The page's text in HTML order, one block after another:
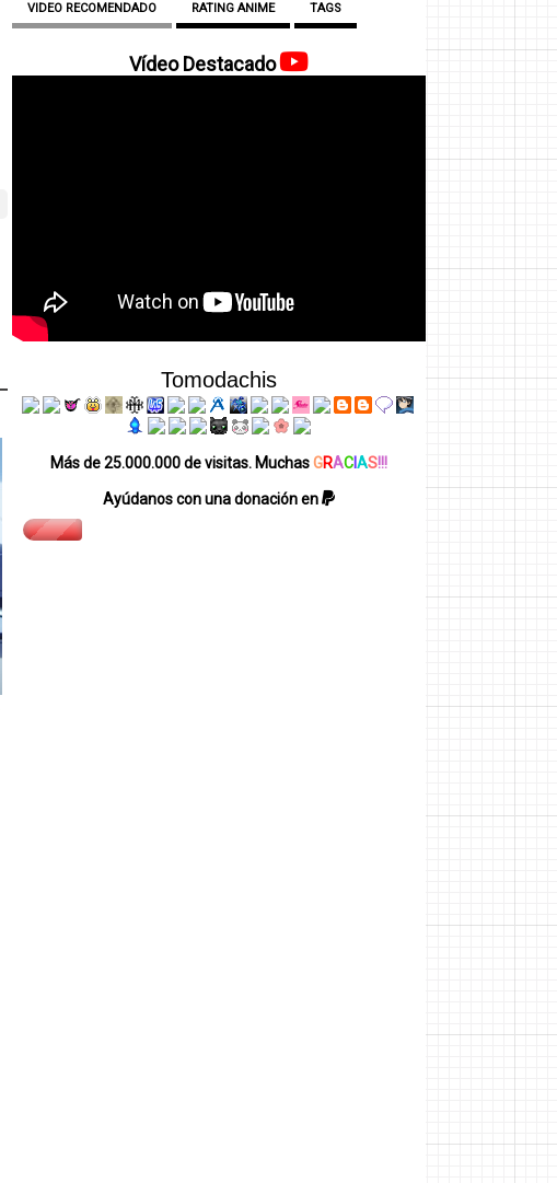
VIDEO RECOMENDADO RATING ANIME TAGS
Vídeo Destacado
Tomodachis
Más de 25.000.000 de visitas. MuchasGRACAS!!!
Ayúdanos con una donación en